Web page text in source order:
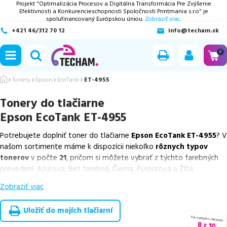
Projekt "Optimalizácia Procesov a Digitálna Transformácia Pre Zvýšenie
Efektívnosti a Konkurencieschopnosti Spoločnosti Printmania s.r.o" je
spolufinancovaný Európskou úniou. Zobraziť viac.
+421 46/312 70 12
info@techam.sk
0
Tonery Epson EcoTank ET-4955
Tonery do tlačiarne
Epson EcoTank ET-4955
Potrebujete doplniť toner do tlačiarne Epson EcoTank ET-4955? V
našom sortimente máme k dispozícii niekoľko rôznych typov
tonerovv počte 21, pričom si môžete vybrať z týchto farebných
prevedení: Azúrova, Bez farebná, Čierna, Purpurová a Žltá.
Z uvedeného množstva dostupných náplní
náplnev počte1ks, ako ajcenovo výhodnejšie alternatívy,
ktoré plne zachovávajú kvalitu tlače
overené náhrady v rôznych triedach
, medzi ktoré patríšpičková
Zobraziť viac
Uložiť do mojích tlačiarní